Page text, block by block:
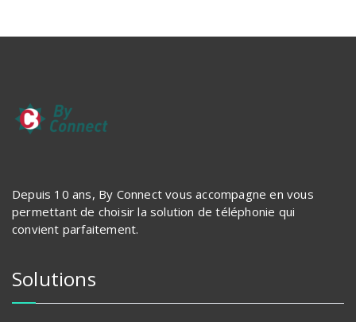
Depuis 10 ans, By Connect vous accompagne en vous
permettant de choisir la solution de téléphonie qui
convient parfaitement.
Solutions